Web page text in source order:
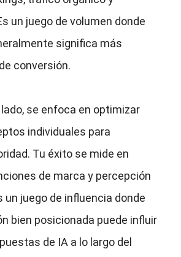
un juego de volumen donde
significa más
conversión.
lado, se enfoca en optimizar
individuales para
Tu éxito se mide en
de marca y percepción
un juego de influencia donde
bien posicionada puede influir
de IA a lo largo del